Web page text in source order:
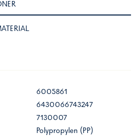
6005861
6430066743247
7130007
Polypropylen (PP)